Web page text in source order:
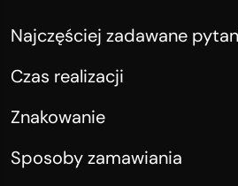
Najczęściej zadawane
Czas realizacji
Znakowanie
Sposoby zamawiania